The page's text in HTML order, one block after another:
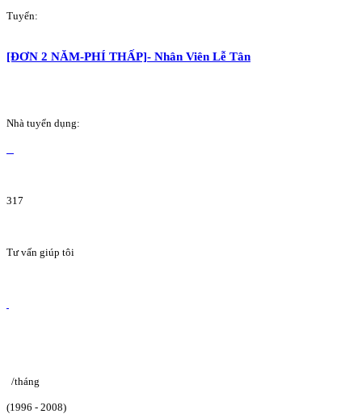
Tuyển:
[ĐƠN 2 NĂM-PHÍ THẤP]- Nhân Viên Lễ Tân
Nhà tuyển dụng:
317
Tư vấn giúp tôi
/tháng
(1996 - 2008)